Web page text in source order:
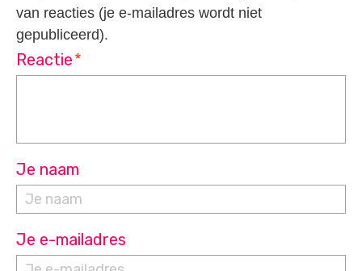
van reacties (je e-mailadres wordt niet
gepubliceerd).
Reactie*
Je naam
Je e-mailadres